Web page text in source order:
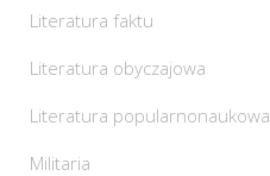
Literatura faktu
Literatura obyczajowa
Literatura popularnonaukowa
Militaria